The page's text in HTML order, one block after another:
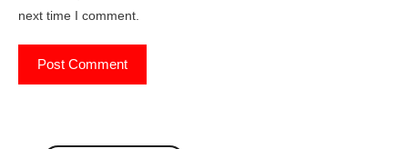
next time I comment.